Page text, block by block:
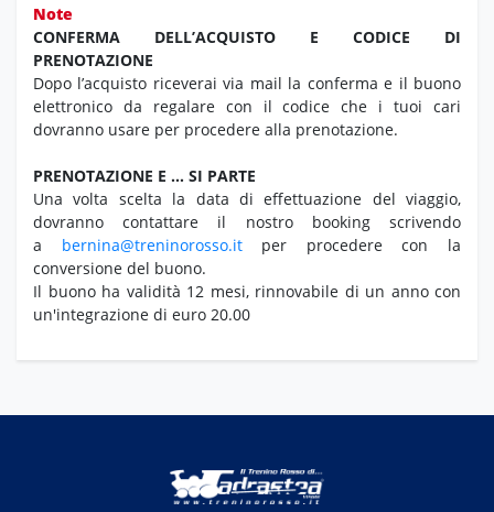
Note
CONFERMA DELL’ACQUISTO E CODICE DI
PRENOTAZIONE
Dopo l’acquisto riceverai via mail la conferma e il buono
elettronico da regalare con il codice che i tuoi cari
dovranno usare per procedere alla prenotazione.
PRENOTAZIONE E … SI PARTE
Una volta scelta la data di effettuazione del viaggio,
dovranno contattare il nostro booking scrivendo
a bernina@treninorosso.itper procedere con la
conversione del buono.
Il buono ha validità 12 mesi, rinnovabile di un anno con
un'integrazione di euro 20.00